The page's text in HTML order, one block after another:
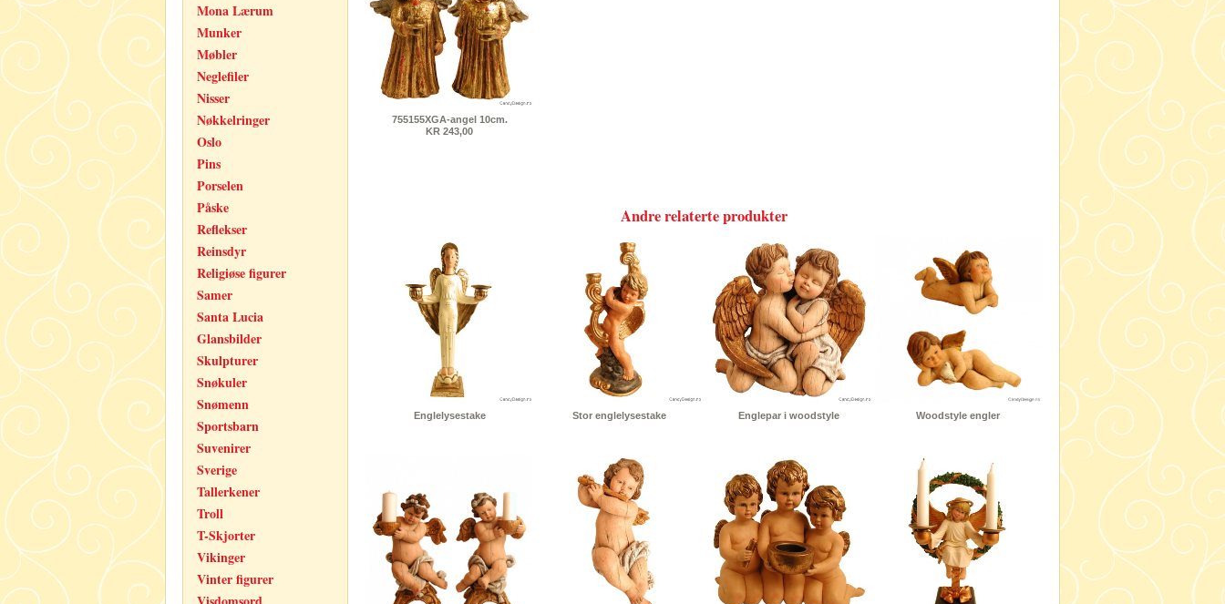
Mona Lærum
Munker
Møbler
Neglefiler
Nisser
Nøkkelringer
Oslo
Pins
Porselen
Påske
Reflekser
Reinsdyr
Religiøse figurer
Samer
Santa Lucia
Glansbilder
Skulpturer
Snøkuler
Snømenn
Sportsbarn
Suvenirer
Sverige
Tallerkener
Troll
T-Skjorter
Vikinger
Vinter figurer
755155XGA-angel 10cm.
KR 243,00
Andre relaterte produkter
Englelysestake Stor englelysestake Englepar i woodstyle Woodstyle engler